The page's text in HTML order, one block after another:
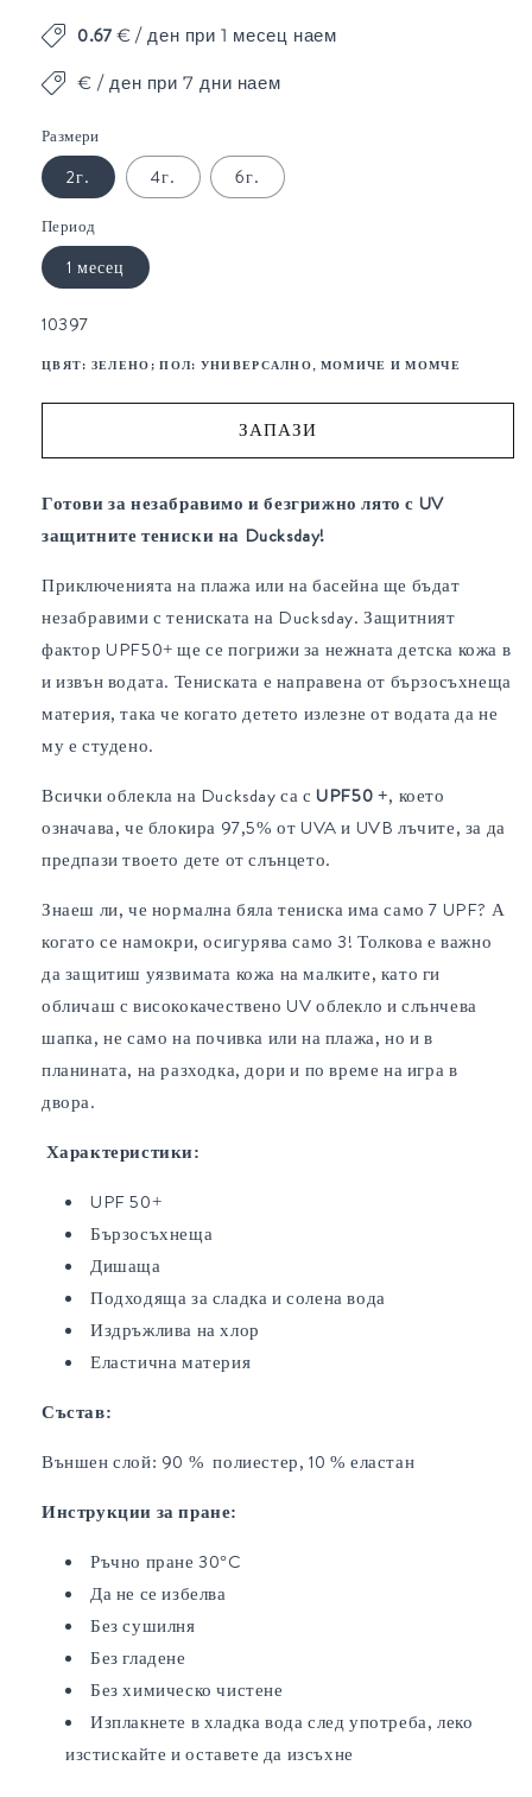
мултимедия
елемент
0.67 € / ден при 1 месец наем
€ / ден при 7 дни наем
Размери
2г. 4г. 6г.
Период
1 месец
SKU:
10397
ЦВЯТ: ЗЕЛЕНО; ПОЛ: УНИВЕРСАЛНО, МОМИЧЕ И МОМЧЕ
ЗАПАЗИ
Готови за незабравимо и безгрижно лято с UV
защитните тениски на Ducksday!
Приключенията на плажа или на басейна ще бъдат
незабравими с тениската на Ducksday. Защитният
фактор UPF50+ ще се погрижи за нежната детска кожа в
и извън водата. Тениската е направена от бързосъхнеща
материя, така че когато детето излезне от водата да не
му е студено.
Всички облекла на Ducksday са с UPF50 +, което
означава, че блокира 97,5% от UVA и UVB лъчите, за да
предпази твоето дете от слънцето.
Знаеш ли, че нормална бяла тениска има само 7 UPF? А
когато се намокри, осигурява само 3! Толкова е важно
да защитиш уязвимата кожа на малките, като ги
обличаш с висококачествено UV облекло и слънчева
шапка, не само на почивка или на плажа, но и в
планината, на разходка, дори и по време на игра в
двора.
Характеристики:
UPF 50+
Бързосъхнеща
Дишаща
Подходяща за сладка и солена вода
Издръжлива на хлор
Еластична материя
Състав:
Външен слой: 90 % полиестер, 10 % еластан
Инструкции за пране:
Ръчно пране 30°C
Да не се избелва
Без сушилня
Без гладене
Без химическо чистене
Изплакнете в хладка вода след употреба, леко
изстискайте и оставете да изсъхне